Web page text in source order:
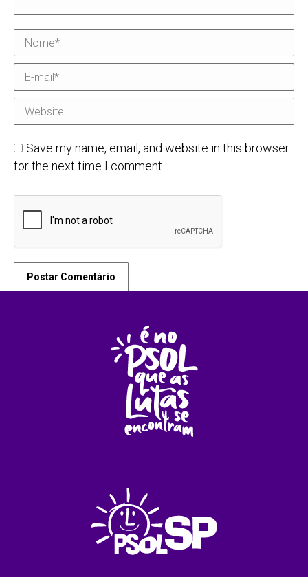
Nome *
E-mail *
Website
Save my name, email, and website in this browser
for the next time I comment.
Postar Comentário